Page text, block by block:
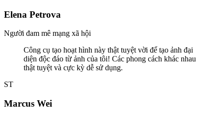
Elena Petrova
Người đam mê mạng xã hội
Công cụ tạo hoạt hình này thật tuyệt vời để tạo ảnh đại
diện độc đáo từ ảnh của tôi! Các phong cách khác nhau
thật tuyệt và cực kỳ dễ sử dụng.
ST
Marcus Wei